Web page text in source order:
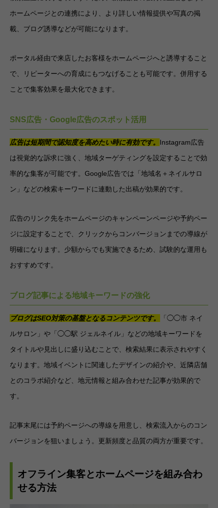
ホームページとの連携により、より詳しい情報提供や写真の掲
載、ブログ誘導などが可能になります。
ポータル経由で来店したお客様をホームページへと誘導すること
で、リピーターへの育成にもつなげることも可能です。併用する
ことで集客効果を最大化できます。
SNS広告・Google広告のスポット活用
広告は短期間で認知度を高めたい時に有効です。 Instagram広告
は視覚的な訴求に強く、地域ターゲティングを設定することで効
率的な集客が可能です。Google広告では「地域名＋ネイルサロ
ン」などの検索キーワードに連動した出稿が効果的です。
広告のリンク先をホームページのキャンペーンページや予約ペー
ジに設定することで、クリックからコンバージョンまでの導線が
明確になります。少額からでも実施できるため、試験的な運用も
おすすめです。
ブログ記事による地域キーワードの強化
ブログはSEO対策の基盤となるコンテンツです。
「◯◯市 ネイ
ルサロン」や「◯◯駅 ジェルネイル」などの地域キーワードを
タイトルや見出しに盛り込むことで、検索結果に表示されやすく
なります。地域イベントに関連したデザインの紹介や、近隣店舗
とのコラボ紹介など、地元情報と組み合わせた記事が効果的で
す。
記事末尾には予約ページへの導線を用意し、検索流入からのコン
バージョンを狙いましょう。更新頻度と品質の両方が重要です。
オフライン集客とホームページを組み合わ
せる方法